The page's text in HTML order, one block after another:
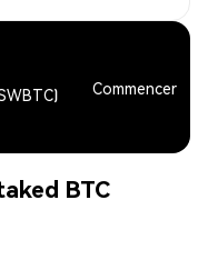
Commencer
BTC